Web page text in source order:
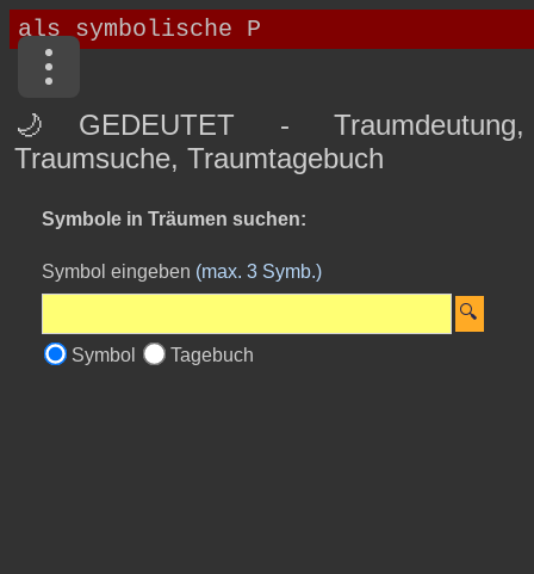
🌙GEDEUTET - Traumdeutung,
Traumsuche, Traumtagebuch
Symbole in Träumen suchen:
Symbol eingeben (max. 3 Symb.)
Symbol Tagebuch